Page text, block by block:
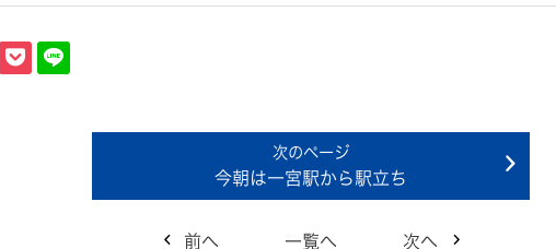
今朝は一宮駅から駅立ち
前へ 一覧へ 次へ